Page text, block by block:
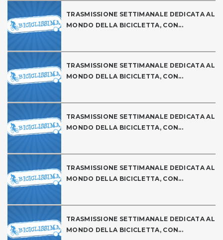
TRASMISSIONE SETTIMANALE DEDICATA AL
MONDO DELLA BICICLETTA, CON...
TRASMISSIONE SETTIMANALE DEDICATA AL
MONDO DELLA BICICLETTA, CON...
TRASMISSIONE SETTIMANALE DEDICATA AL
MONDO DELLA BICICLETTA, CON...
TRASMISSIONE SETTIMANALE DEDICATA AL
MONDO DELLA BICICLETTA, CON...
TRASMISSIONE SETTIMANALE DEDICATA AL
MONDO DELLA BICICLETTA, CON...